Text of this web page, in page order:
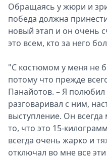
Обращаясь у жюри и
победа должна
новый этап и он очень
это всем, кто за него
"С костюмом у меня не
потому что прежде
Панайотов. – Я полюбил
разговаривал с ним,
выступление. Он
то, что это 15-
всегда очень жарко и
отключал во мне все